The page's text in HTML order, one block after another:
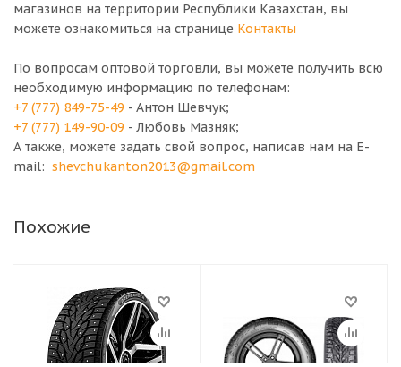
магазинов на территории Республики Казахстан, вы
можете ознакомиться на странице Контакты
По вопросам оптовой торговли, вы можете получить всю
необходимую информацию по телефонам:
+7 (777) 849-75-49 - Антон Шевчук;
+7 (777) 149-90-09 - Любовь Мазняк;
А также, можете задать свой вопрос, написав нам на E-
mail: shevchukanton2013@gmail.com
Похожие